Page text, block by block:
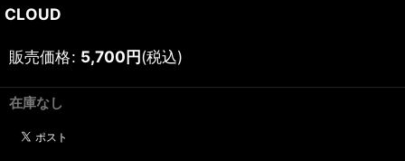
CLOUD
販売価格: 5,700円(税込)
在庫なし